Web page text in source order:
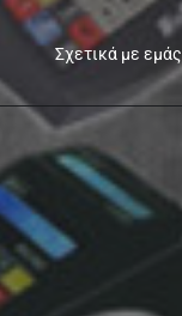
Σχετικά με εμάς